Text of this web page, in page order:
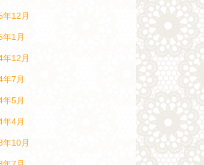
年12月
年1月
年12月
年7月
年5月
年4月
年10月